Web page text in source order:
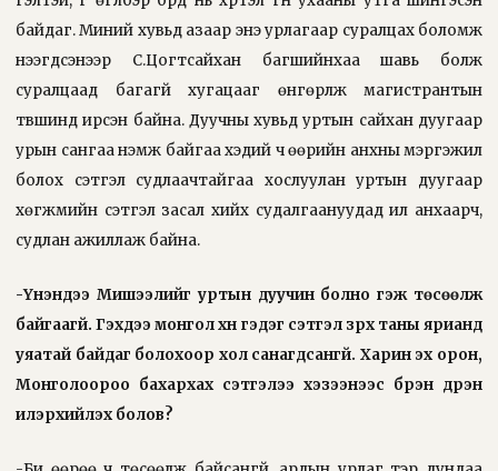
байдаг. Миний хувьд азаар энэ урлагаар суралцах боломж
нээгдсэнээр С.Цогтсайхан багшийнхаа шавь болж
суралцаад багагүй хугацааг өнгөрүүлж магистрантын
түвшинд ирсэн байна. Дуучны хувьд уртын сайхан дуугаар
урын сангаа нэмж байгаа хэдий ч өөрийн анхны мэргэжил
болох сэтгэл судлаачтайгаа хослуулан уртын дуугаар
хөгжмийн сэтгэл засал хийх судалгаа­нуудад илүү анхаарч,
суд­лан ажиллаж байна.
-Үнэндээ Мишээ­лийг уртын дуучин болно гэж төсөөлж
байгаагүй. Гэхдээ монгол хүн гэдэг сэтгэл зүрх таны ярианд
уяатай байдаг болохоор хол санагдсангүй. Харин эх орон,
Монголоороо бахархах сэтгэлээ хэзээнээс бүрэн дүүрэн
илэрхийлэх болов?